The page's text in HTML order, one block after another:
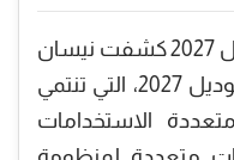
مواصفات نيسان تيكتون موديل 2027 كشفت نيسان
عن سيارتها الجديدة تيكتون موديل 2027، التي تنتمي
الاستخدامات